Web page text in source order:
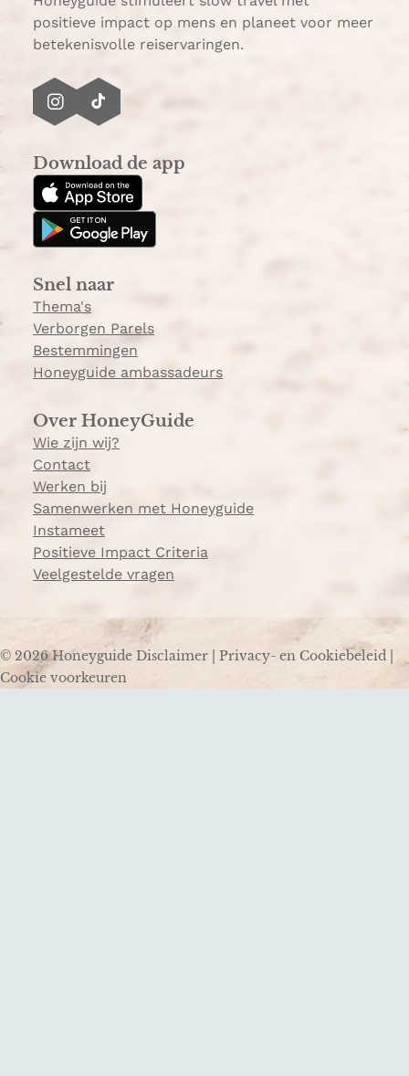
positieve impact op mens en planeet voor meer
betekenisvolle reiservaringen.
I
t
a
g
m
T
T
o
k
Download de app
Snel naar
Thema's
Verborgen Parels
Bestemmingen
Honeyguide ambassadeurs
Over HoneyGuide
Wie zijn wij?
Contact
Werken bij
Samenwerken met Honeyguide
Instameet
Positieve Impact Criteria
Veelgestelde vragen
© 2026 Honeyguide Disclaimer Privacy- en Cookiebeleid
Cookie voorkeuren